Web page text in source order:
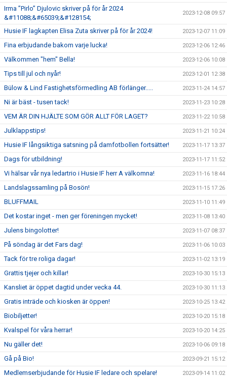
Irma ”Pirlo” Djulovic skriver på för år 2024
&#11088;&#65039;&#128154;
2023-12-08 09:57
Husie IF lagkapten Elisa Zuta skriver på för år 2024! 2023-12-07 11:09
Fina erbjudande bakom varje lucka! 2023-12-06 12:46
Välkommen "hem" Bella! 2023-12-06 10:08
Tips till jul och nyår! 2023-12-01 12:38
Bülow & Lind Fastighetsförmedling AB förlänger..... 2023-11-24 14:57
Ni är bäst - tusen tack! 2023-11-23 10:28
VEM ÄR DIN HJÄLTE SOM GÖR ALLT FÖR LAGET? 2023-11-22 10:58
Julklappstips! 2023-11-21 10:24
Husie IF långsiktiga satsning på damfotbollen fortsätter! 2023-11-17 13:37
Dags för utbildning! 2023-11-17 11:52
Vi hälsar vår nya ledartrio i Husie IF herr A välkomna! 2023-11-16 18:44
Landslagssamling på Bosön! 2023-11-15 17:26
BLUFFMAIL 2023-11-10 11:49
Det kostar inget - men ger föreningen mycket! 2023-11-08 13:40
Julens bingolotter! 2023-11-07 08:37
På söndag är det Fars dag! 2023-11-06 10:03
Tack för tre roliga dagar! 2023-11-02 13:19
Grattis tjejer och killar! 2023-10-30 15:13
Kansliet är öppet dagtid under vecka 44. 2023-10-30 11:13
Gratis inträde och kiosken är öppen! 2023-10-25 13:42
Biobiljetter! 2023-10-20 15:18
Kvalspel för våra herrar! 2023-10-20 14:25
Nu gäller det! 2023-10-06 09:18
Gå på Bio! 2023-09-21 15:12
Medlemserbjudande för Husie IF ledare och spelare! 2023-09-14 11:02